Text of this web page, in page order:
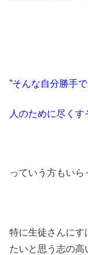
”そんな自分勝手
人のために尽くす
っていう方もいら
特に生徒さんにす
たいと思う志の高